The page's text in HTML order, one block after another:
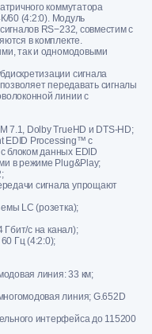
коммутатора
60 (4:2:0). Модуль
RS−232, совместим с
в комплекте.
так и одномодовыми
сигнала
передавать сигналы
линии с
7.1, Dolby TrueHD и DTS-HD;
EDID Processing™ с
блоком данных EDID
в режиме Plug&Play;
сигнала упрощают
LC (розетка);
Гбит/с на канал);
Гц (4:2:0);
линия: 33 км;
линия; G.652D
интерфейса до 115200